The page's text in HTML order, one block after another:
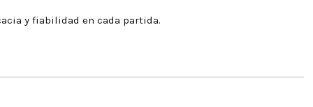
y fiabilidad en cada partida.